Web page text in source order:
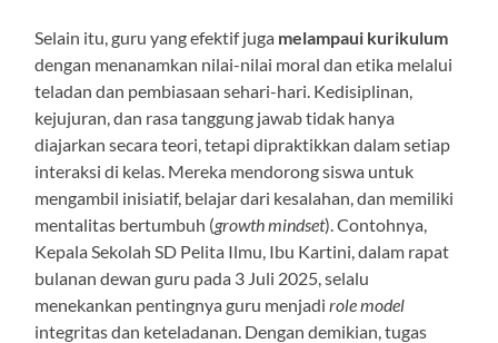
Selain itu, guru yang efektif juga melampaui kurikulum
dengan menanamkan nilai-nilai moral dan etika melalui
teladan dan pembiasaan sehari-hari. Kedisiplinan,
kejujuran, dan rasa tanggung jawab tidak hanya
diajarkan secara teori, tetapi dipraktikkan dalam setiap
interaksi di kelas. Mereka mendorong siswa untuk
mengambil inisiatif, belajar dari kesalahan, dan memiliki
mentalitas bertumbuh (growth mindset). Contohnya,
Kepala Sekolah SD Pelita Ilmu, Ibu Kartini, dalam rapat
bulanan dewan guru pada 3 Juli 2025, selalu
menekankan pentingnya guru menjadirole model
integritas dan keteladanan. Dengan demikian, tugas